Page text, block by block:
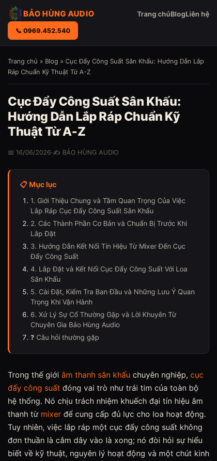
BẢO HÙNG AUDIO Trang chủBlogLiên hệ
📞 0969.452.540
Trang chủ » Blog » Cục Đẩy Công Suất Sân Khấu: Hướng Dẫn Lắp
Ráp Chuẩn Kỹ Thuật Từ A-Z
Cục Đẩy Công Suất Sân Khấu:
Hướng Dẫn Lắp Ráp Chuẩn Kỹ
Thuật Từ A-Z
📅 16/06/2026·✍️ BẢO HÙNG AUDIO
📋 Mục lục
1. Giới Thiệu Chung và Tầm Quan Trọng Của Việc
Lắp Ráp Cục Đẩy Công Suất Sân Khấu
2. Các Thành Phần Cơ Bản và Chuẩn Bị Trước Khi
Lắp Đặt
3. Hướng Dẫn Kết Nối Tín Hiệu Từ Mixer Đến Cục
Đẩy Công Suất
4. Lắp Đặt và Kết Nối Cục Đẩy Công Suất Với Loa
Sân Khấu
5. Cài Đặt, Kiểm Tra Ban Đầu và Những Lưu Ý Quan
Trọng Khi Vận Hành
6. Xử Lý Sự Cố Thường Gặp và Lời Khuyên Từ
Chuyên Gia Bảo Hùng Audio
❓ Câu hỏi thường gặp
Trong thế giới âm thanh sân khấu chuyên nghiệp, cục
đẩy công suất đóng vai trò như trái tim của toàn bộ
hệ thống. Nó chịu trách nhiệm khuếch đại tín hiệu âm
thanh từ mixer để cung cấp đủ lực cho loa hoạt động.
Tuy nhiên, việc lắp ráp một cục đẩy công suất không
đơn thuần là cắm dây vào là xong; nó đòi hỏi sự hiểu
biết về kỹ thuật, nguyên lý hoạt động và một chút kinh